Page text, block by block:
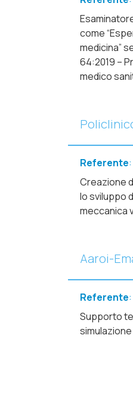
come
medicina”
64:2019 –
medico
Referente
Creazione
lo sviluppo
meccanica
Aaroi-
Referente
Supporto